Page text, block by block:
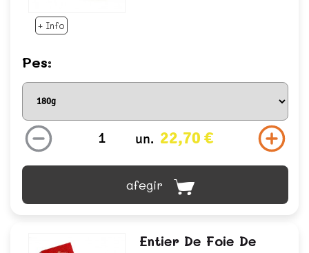
+ Info
Pes:
un. 22,70 €
afegir
Entier De Foie De